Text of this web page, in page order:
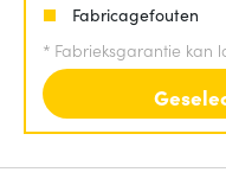
Fabricagefouten
* Fabrieksgarantie kan